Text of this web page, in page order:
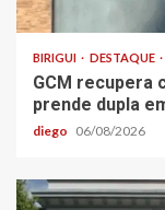
BIRIGUI DESTAQUE
GCM recupera
prende dupla
diego 06/08/2026